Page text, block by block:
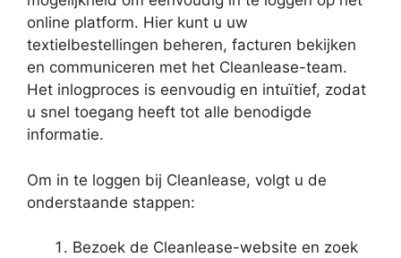
online platform. Hier kunt u uw
textielbestellingen beheren, facturen bekijken
en communiceren met het Cleanlease-team.
Het inlogproces is eenvoudig en intuïtief, zodat
u snel toegang heeft tot alle benodigde
informatie.
Om in te loggen bij Cleanlease, volgt u de
onderstaande stappen:
Bezoek de Cleanlease-website en zoek